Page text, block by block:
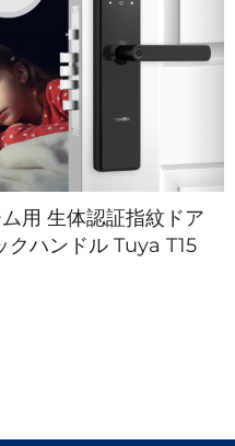
用 生体認証指紋ドア
クハンドル Tuya T15